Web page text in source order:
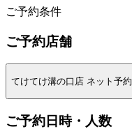
ご予約条件
ご予約店舗
てけてけ溝の口店 ネット予約
ご予約日時・人数